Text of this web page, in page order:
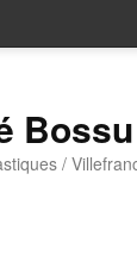
Bossu
/